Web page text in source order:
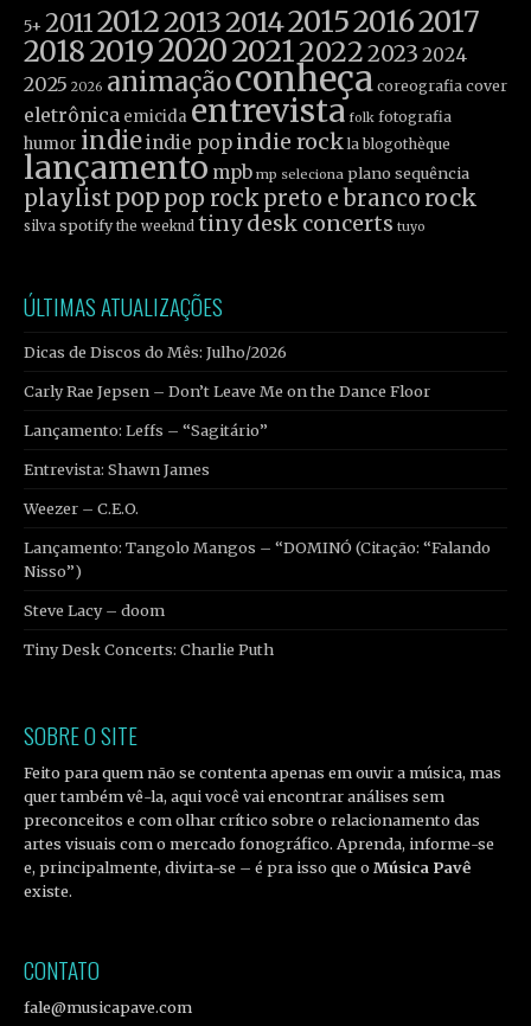
5+ 2011201220132014201520162017
201820192020202120222023 2024
2025 2026 animaçãoconheça coreografia cover
eletrônica emicida entrevista folk fotografia
humor indieindie pop indie rock la blogothèque
lançamento mpb mp seleciona plano sequência
playlist poppop rock preto e branco rock
silva spotify the weeknd tiny desk concerts tuyo
ÚLTIMAS ATUALIZAÇÕES
Dicas de Discos do Mês: Julho/2026
Carly Rae Jepsen – Don’t Leave Me on the Dance Floor
Lançamento: Leffs – “Sagitário”
Entrevista: Shawn James
Weezer – C.E.O.
Lançamento: Tangolo Mangos – “DOMINÓ (Citação: “Falando
Nisso”)
Steve Lacy – doom
Tiny Desk Concerts: Charlie Puth
SOBRE O SITE
Feito para quem não se contenta apenas em ouvir a música, mas
quer também vê-la, aqui você vai encontrar análises sem
preconceitos e com olhar crítico sobre o relacionamento das
artes visuais com o mercado fonográfico. Aprenda, informe-se
e, principalmente, divirta-se – é pra isso que oMúsica Pavê
existe.
CONTATO
fale@musicapave.com